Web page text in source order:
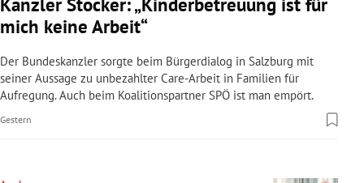
mich keine Arbeit“
Der Bundeskanzler sorgte beim Bürgerdialog in Salzburg mit
seiner Aussage zu unbezahlter Care-Arbeit in Familien für
Aufregung. Auch beim Koalitionspartner SPÖ ist man empört.
Gestern